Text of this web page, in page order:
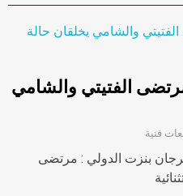
الفتيتي والشامي
فنية
بنزت الدولي : مرتضى